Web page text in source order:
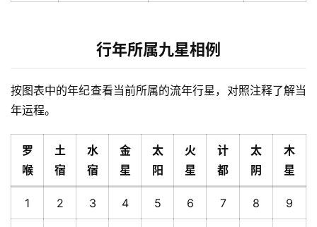
行年所属九星相例
按图表中的年纪查看当前所属的流年行星，对照注释了解当
年运程。
罗
喉
土
宿
水
宿
金
星
太
阳
火
星
计
都
太
阴
木
星
1 2 3 4 5 6 7 8 9